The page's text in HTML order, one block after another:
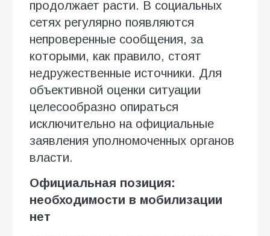
продолжает расти. В социальных
сетях регулярно появляются
непроверенные сообщения, за
которыми, как правило, стоят
недружественные источники. Для
объективной оценки ситуации
целесообразно опираться
исключительно на официальные
заявления уполномоченных органов
власти.
Официальная позиция:
необходимости в мобилизации
нет